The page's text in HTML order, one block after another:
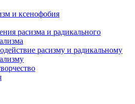
и ксенофобия
расизма и радикального
расизму и радикальному